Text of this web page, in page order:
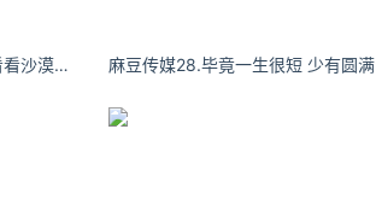
蔡雪凝：看过山川湖海 也想看看沙漠和戈壁 麻豆传媒28.毕竟一生很短 少有圆满